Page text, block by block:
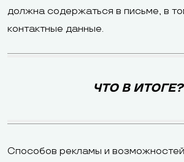
должна содержаться в письме, в
контактные данные.
ЧТО В ИТОГЕ?
Способов рекламы и возможностей